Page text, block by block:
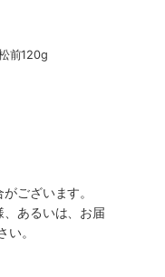
前120g
ございます。
あるいは、お届
。